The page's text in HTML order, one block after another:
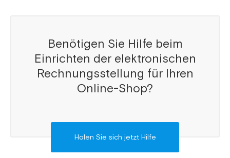
Benötigen Sie Hilfe beim
Einrichten der elektronischen
Rechnungsstellung für Ihren
Online-Shop?
Holen Sie sich jetzt Hilfe